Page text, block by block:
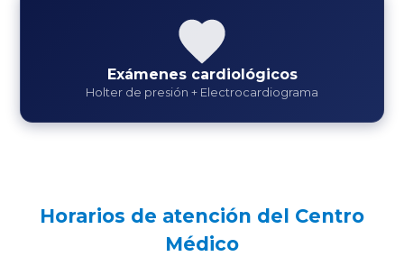
Exámenes cardiológicos
Holter de presión + Electrocardiograma
Horarios de atención del Centro
Médico